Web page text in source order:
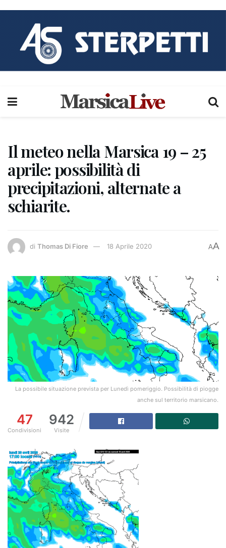
Il meteo nella Marsica 19 – 25
aprile: possibilità di
precipitazioni, alternate a
schiarite.
di Thomas Di Fiore 18 Aprile 2020 AA
La possibile situazione prevista per Lunedì pomeriggio. Possibilità di piogge
anche sul territorio marsicano.
47
Condivisioni
942
Visite